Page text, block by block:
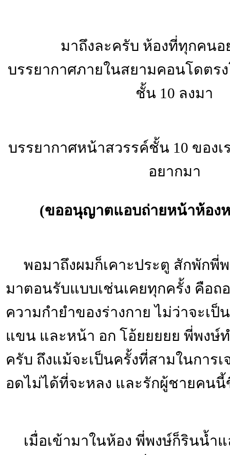
มาถึงละครับ ห้องที่ทุกคน
บรรยากาศภายในสยามคอนโดตรง
ชั้น 10 ลงมา
บรรยากาศหน้าสวรรค์ชั้น 10 ของ
อยากมา
(ขออนุญาตแอบถ่ายหน้าห้อง
พอมาถึงผมก็เคาะประตู สักพักพี่
มาตอนรับแบบเช่นเคยทุกครั้ง คือถ
ความกำยำของร่างกาย ไม่ว่าจะเป็
แขน และหน้า อก โอ้ยยยยย พี่พงษ์
ครับ ถึงแม้จะเป็นครั้งที่สามในการ
อดไม่ได้ที่จะหลง และรักผู้ชายคน
เมื่อเข้ามาในห้อง พี่พงษ์ก็รินน้ำ